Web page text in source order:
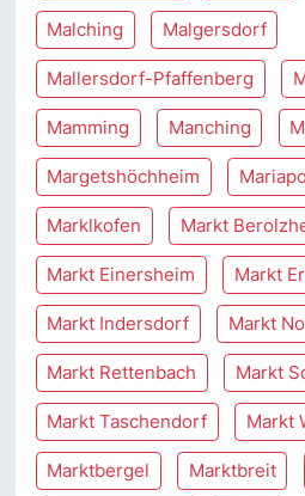
Malching Malgersdorf
Mallersdorf-Pfaffenberg
Mamming Manching
Margetshöchheim
Marklkofen Markt
Markt Einersheim Markt
Markt Indersdorf Markt
Markt Rettenbach Markt
Markt Taschendorf Markt
Marktbergel Marktbreit